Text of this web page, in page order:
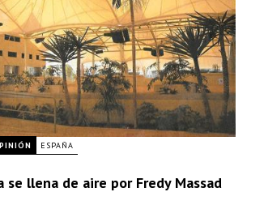
ESPAÑA
llena de aire por Fredy Massad